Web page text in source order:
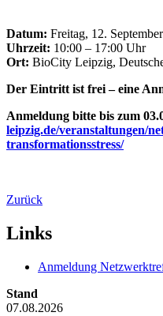
Datum: Freitag, 12.
Uhrzeit: 10:00 – 17:00 Uhr
Ort: BioCity Leipzig,
Der Eintritt ist frei – eine
Anmeldung bitte bis zum
leipzig.de/veranstaltungen/
transformationsstress/
Zurück
Links
Anmeldung
Stand
07.08.2026